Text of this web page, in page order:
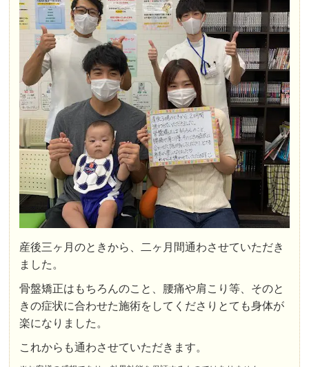
産後三ヶ月のときから、二ヶ月間通わさせていただき
ました。
骨盤矯正はもちろんのこと、腰痛や肩こり等、そのと
きの症状に合わせた施術をしてくださりとても身体が
楽になりました。
これからも通わさせていただきます。